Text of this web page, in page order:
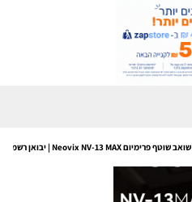
שואב שוטף פרימיום Neovix NV-13 MAX | יבואן רשמי